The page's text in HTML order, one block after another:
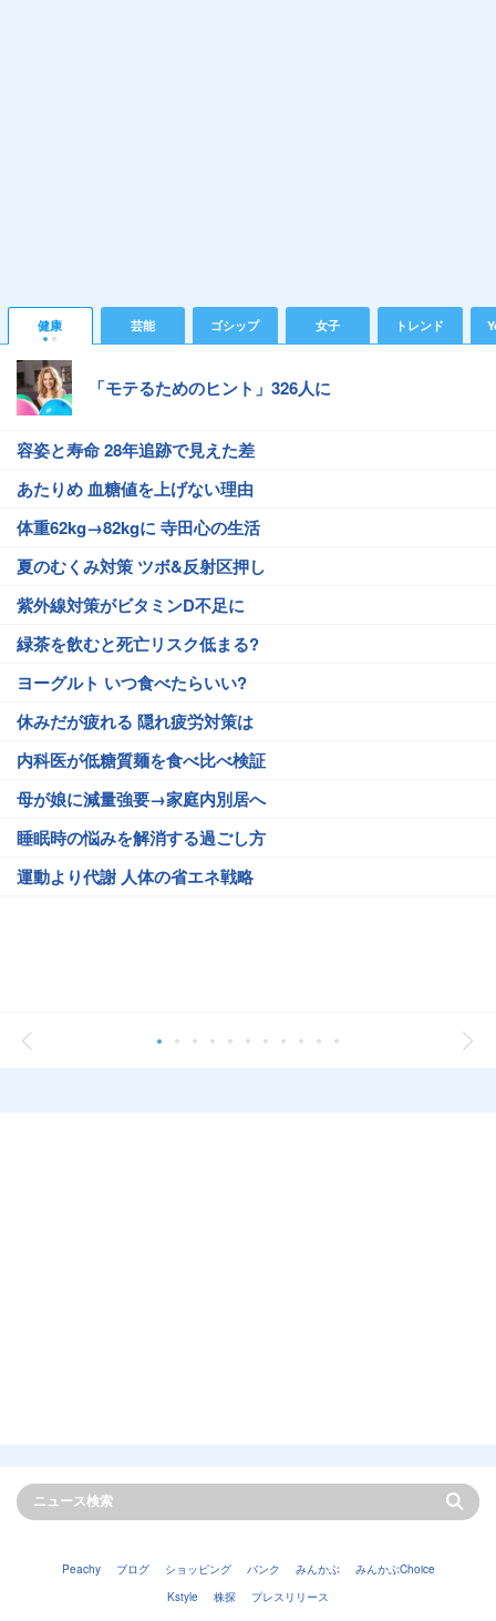
健康 芸能 ゴシップ 女子 トレンド
「モテるためのヒント」326人に
容姿と寿命 28年追跡で見えた差
あたりめ 血糖値を上げない理由
体重62kg→82kgに 寺田心の生活
夏のむくみ対策 ツボ&反射区押し
紫外線対策がビタミンD不足に
緑茶を飲むと死亡リスク低まる?
ヨーグルト いつ食べたらいい?
休みだが疲れる 隠れ疲労対策は
内科医が低糖質麺を食べ比べ検証
母が娘に減量強要→家庭内別居へ
睡眠時の悩みを解消する過ごし方
運動より代謝 人体の省エネ戦略
Peachy ブログ ショッピング バンク みんかぶ
みんかぶChoice
Kstyle
株探 プレスリリース